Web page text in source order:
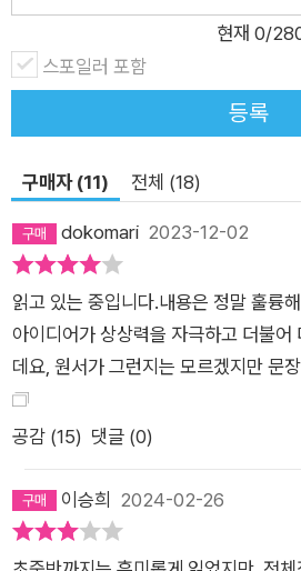
다. 신데렐라 스토리가 바로 뒤를 이었
라고 생각할 수도 있다. 그렇다면 관객
형식은 어떤 것이었을까? ‘가난뱅이에
이었다. 영화 속에서 끝없는 추락을 경
으로 끝나는 작품은 대개 관객들의 선
드물었다. ‘백만장자에서 가난뱅이’
공적이지 못했다. 사람들은 대체로 해피엔
언론, 기업, 전쟁… 모든 것에는 이야기가 필요하
속 이야기에만 익숙한 서사 구조가 있
스토리의 뼈대, 즉 마스터 플롯에는 경
약자, 러브 스토리, 추적, 성인, 자기희
허구이든 사실이든, 혹은 뉴스, 교육, 광
환되는 모든 곳에서 이런 서사 구조가 발견된다.
명의 태국 유소년 축구단원이 물이 찬
야기가 언론을 타기 시작하자 전 세계
들을 응원했다. 언론의 집중적인 보도
있다는 희망을 품게 했다. 그리고 마침
아왔다. 소년들이 갇혔던 동굴은 이제
현재 0/
스포일러 포함
등록
구매자 (11) 전체 (18)
dokomari 2023-12-02
읽고 있는 중입니다.내용은 정말 훌륭
아이디어가 상상력을 자극하고 더불어
데요, 원서가 그런지는 모르겠지만 문
공감 (15) 댓글 (0)
이승희 2024-02-26